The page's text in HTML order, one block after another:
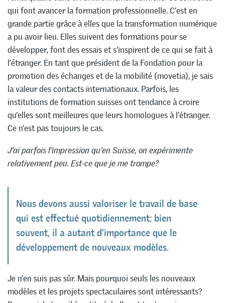
qui font avancer la formation professionnelle. C’est en
grande partie grâce à elles que la transformation numérique
a pu avoir lieu. Elles suivent des formations pour se
développer, font des essais et s’inspirent de ce qui se fait à
l’étranger. En tant que président de la Fondation pour la
promotion des échanges et de la mobilité (movetia), je sais
la valeur des contacts internationaux. Parfois, les
institutions de formation suisses ont tendance à croire
qu’elles sont meilleures que leurs homologues à l’étranger.
Ce n’est pas toujours le cas.
J’ai parfois l’impression qu’en Suisse, on expérimente
relativement peu. Est-ce que je me trompe?
Nous devons aussi valoriser le travail de base
qui est effectué quotidiennement; bien
souvent, il a autant d’importance que le
développement de nouveaux modèles.
Je n’en suis pas sûr. Mais pourquoi seuls les nouveaux
modèles et les projets spectaculaires sont intéressants?